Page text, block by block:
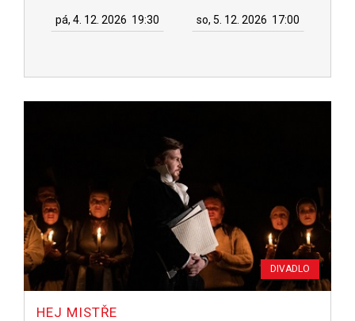
pá, 4. 12. 2026 19:30 so, 5. 12. 2026 17:00
DIVADLO
HEJ MISTŘE